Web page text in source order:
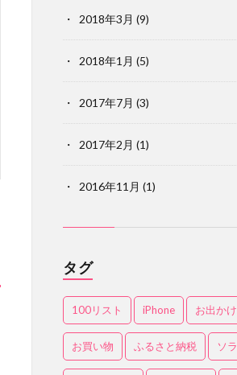
2018年3月 (9)
2018年1月 (5)
2017年7月 (3)
2017年2月 (1)
2016年11月 (1)
タグ
100リスト iPhone お出かけ
お買い物 ふるさと納税 ソラ